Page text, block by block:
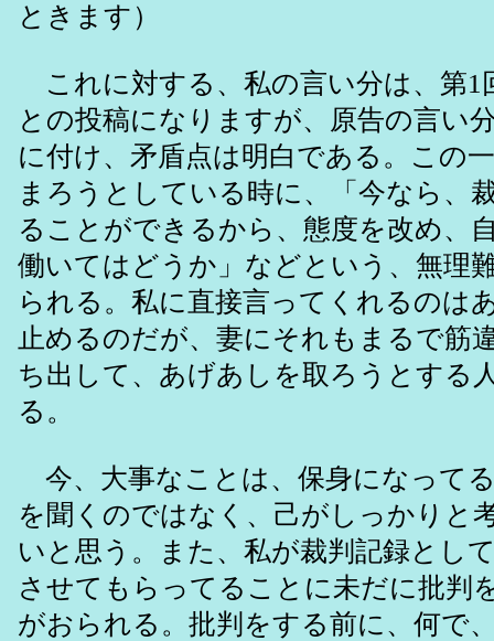
ときます）
これに対する、私の言い分は、第1
との投稿になりますが、原告の言い
に付け、矛盾点は明白である。この
まろうとしている時に、「今なら、
ることができるから、態度を改め、
働いてはどうか」などという、無理
られる。私に直接言ってくれるのは
止めるのだが、妻にそれもまるで筋
ち出して、あげあしを取ろうとする
る。
今、大事なことは、保身になって
を聞くのではなく、己がしっかりと
いと思う。また、私が裁判記録とし
させてもらってることに未だに批判
がおられる。批判をする前に、何で